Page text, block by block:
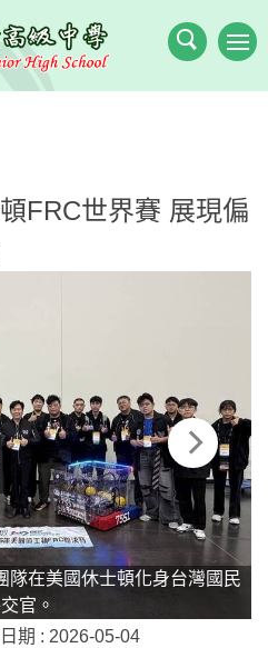
FRC世界賽 展現偏
隊在美國休士頓化身台灣國民
官。
期 : 2026-05-04